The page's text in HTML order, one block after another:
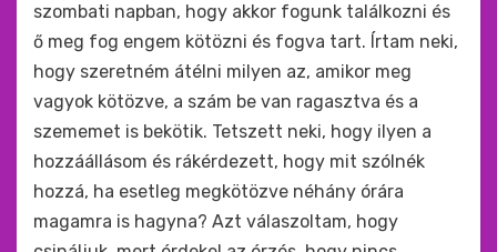
szombati napban, hogy akkor fogunk találkozni és
ő meg fog engem kötözni és fogva tart. Írtam neki,
hogy szeretném átélni milyen az, amikor meg
vagyok kötözve, a szám be van ragasztva és a
szememet is bekötik. Tetszett neki, hogy ilyen a
hozzáállásom és rákérdezett, hogy mit szólnék
hozzá, ha esetleg megkötözve néhány órára
magamra is hagyna? Azt válaszoltam, hogy